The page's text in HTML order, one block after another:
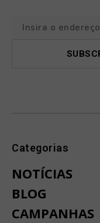
Categorias
NOTÍCIAS
BLOG
CAMPANHAS